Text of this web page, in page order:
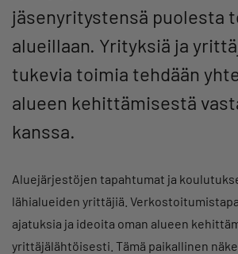
jäsenyritystensä puolesta
alueillaan. Yrityksiä ja
tukevia toimia tehdään
alueen kehittämisestä
kanssa.
Aluejärjestöjen tapahtumat ja
lähialueiden yrittäjiä.
ajatuksia ja ideoita oman alueen
yrittäjälähtöisesti. Tämä paikallinen